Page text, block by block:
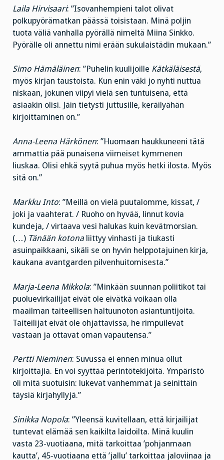
Laila Hirvisaari: ”Isovanhempieni talot olivat
polkupyörämatkan päässä toisistaan. Minä poljin
tuota väliä vanhalla pyörällä nimeltä Miina Sinkko.
Pyörälle oli annettu nimi erään sukulaistädin mukaan.”
Simo Hämäläinen: ”Puhelin kuulijoille Kätkäläisestä,
myös kirjan taustoista. Kun enin väki jo nyhti nuttua
niskaan, jokunen viipyi vielä sen tuntuisena, että
asiaakin olisi. Jäin tietysti juttusille, keräilyähän
kirjoittaminen on.”
Anna-Leena Härkönen: ”Huomaan haukkuneeni tätä
ammattia pää punaisena viimeiset kymmenen
liuskaa. Olisi ehkä syytä puhua myös hetki ilosta. Myös
sitä on.”
Markku Into: ”Meillä on vielä puutalomme, kissat, /
joki ja vaahterat. / Ruoho on hyvää, linnut kovia
kundeja, / virtaava vesi halukas kuin kevätmorsian.
(…) Tänään kotona liittyy vinhasti ja tiukasti
asuinpaikkaani, sikäli se on hyvin helppotajuinen kirja,
kaukana avantgarden pilvenhuitomisesta.”
Marja-Leena Mikkola: ”Minkään suunnan poliitikot tai
puoluevirkailijat eivät ole eivätkä voikaan olla
maailman taiteellisen haltuunoton asiantuntijoita.
Taiteilijat eivät ole ohjattavissa, he rimpuilevat
vastaan ja ottavat oman vapautensa.”
Pertti Nieminen: Suvussa ei ennen minua ollut
kirjoittajia. En voi syyttää perintötekijöitä. Ympäristö
oli mitä suotuisin: lukevat vanhemmat ja seinittäin
täysiä kirjahyllyjä.”
Sinikka Nopola: ”Yleensä kuvitellaan, että kirjailijat
tuntevat elämää sen kaikilta laidoilta. Minä kuulin
vasta 23-vuotiaana, mitä tarkoittaa ’pohjanmaan
kautta’, 45-vuotiaana että ’jallu’ tarkoittaa jaloviinaa ja